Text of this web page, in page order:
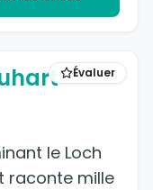
Évaluer
le Loch
raconte mille